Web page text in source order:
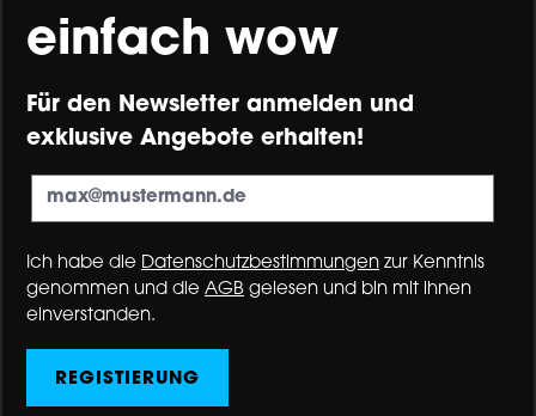
einfach wow
Für den Newsletter anmelden und
exklusive Angebote erhalten!
Ich habe die Datenschutzbestimmungen zur Kenntnis
genommen und die AGB gelesen und bin mit ihnen
einverstanden.
REGISTIERUNG